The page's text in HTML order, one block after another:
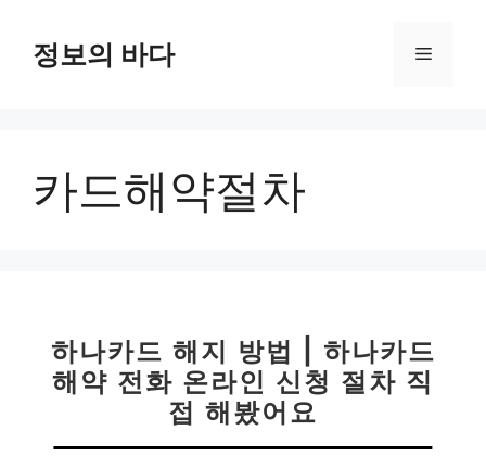
정보의 바다 메
카드해약절차
하나카드 해지 방법 | 하나카드
해약 전화 온라인 신청 절차 직
접 해봤어요